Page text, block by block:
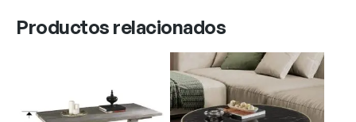
Productos relacionados